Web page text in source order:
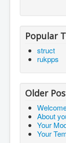
Popular
struct
rukpps
Older
About
Your
Your